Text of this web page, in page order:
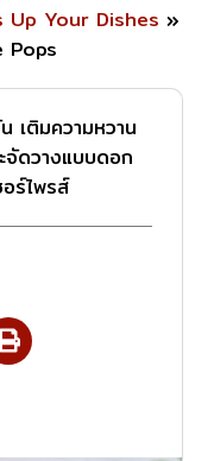
Up Your Dishes »
Pops
เติมความหวาน
จัดวางแบบดอก
ร์ไพรส์